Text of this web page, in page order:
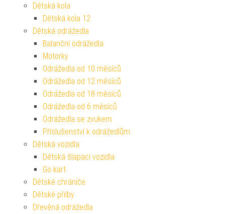
Dětská kola
Dětská kola 12
Dětská odrážedla
Balanční odrážedla
Motorky
Odrážedla od 10 měsíců
Odrážedla od 12 měsíců
Odrážedla od 18 měsíců
Odrážedla od 6 měsíců
Odrážedla se zvukem
Příslušenství k odrážedlům
Dětská vozidla
Dětská šlapací vozidla
Go kart
Dětské chrániče
Dětské přilby
Dřevěná odrážedla